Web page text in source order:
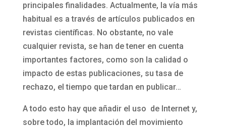
principales finalidades. Actualmente, la vía más
habitual es a través de artículos publicados en
revistas científicas. No obstante, no vale
cualquier revista, se han de tener en cuenta
importantes factores, como son la calidad o
impacto de estas publicaciones, su tasa de
rechazo, el tiempo que tardan en publicar…
A todo esto hay que añadir el uso de Internet y,
sobre todo, la implantación del movimiento